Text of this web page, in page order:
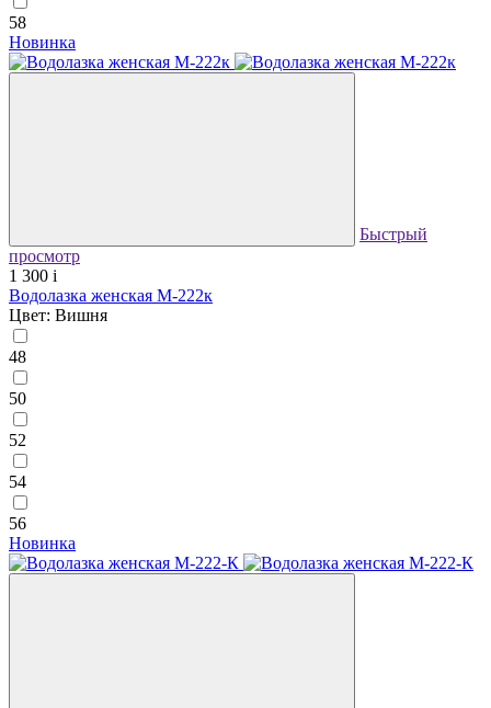
58
Новинка
Быстрый
просмотр
1 300 i
Водолазка женская М-222к
Цвет: Вишня
48
50
52
54
56
Новинка